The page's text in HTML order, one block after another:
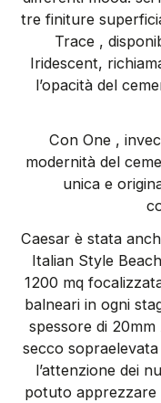
tre finiture
Trace ,
Iridescent,
l’opacità del
Con One ,
modernità del
unica e
Caesar è stata
Italian Style
1200 mq
balneari in ogni
spessore di
secco
l’attenzione dei
potuto apprezzare